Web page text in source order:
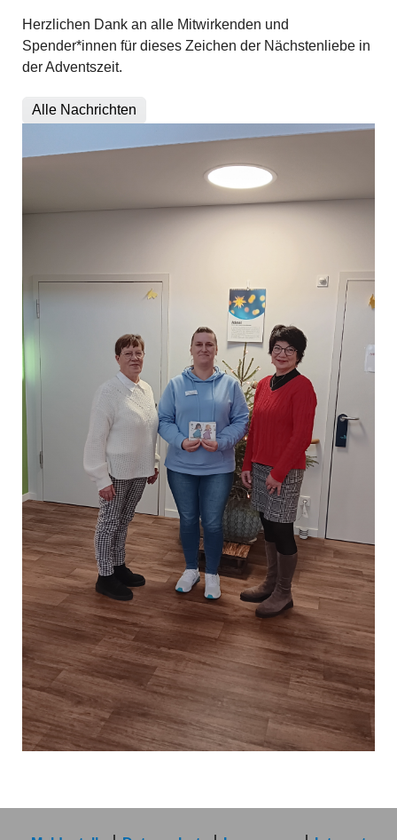
Herzlichen Dank an alle Mitwirkenden und
Spender*innen für dieses Zeichen der Nächstenliebe in
der Adventszeit.
Alle Nachrichten